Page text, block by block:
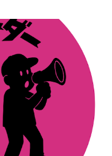
てくれているのを見
や、やり続けてきたこ
重々理解をしているつ
てもいなかったのだな
てしまう日々。その輪
も更に大きくなってい
よう。昔ある人に言わ
があれは嘘や。ほんま